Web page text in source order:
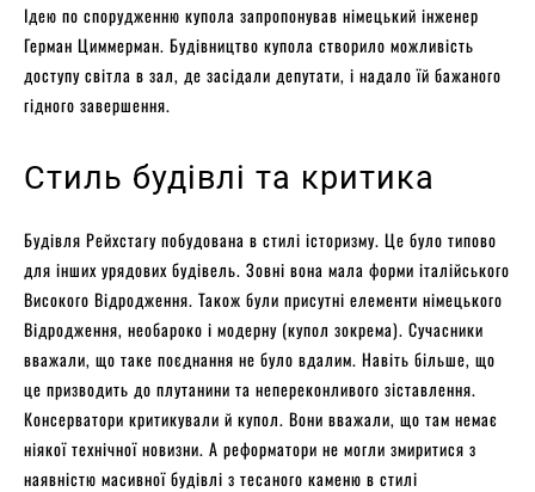
Ідею по спорудженню купола запропонував німецький інженер
Герман Циммерман. Будівництво купола створило можливість
доступу світла в зал, де засідали депутати, і надало їй бажаного
гідного завершення.
Стиль будівлі та критика
Будівля Рейхстагу побудована в стилі історизму. Це було типово
для інших урядових будівель. Зовні вона мала форми італійського
Високого Відродження. Також були присутні елементи німецького
Відродження, необароко і модерну (купол зокрема). Сучасники
вважали, що таке поєднання не було вдалим. Навіть більше, що
це призводить до плутанини та непереконливого зіставлення.
Консерватори критикували й купол. Вони вважали, що там немає
ніякої технічної новизни. А реформатори не могли змиритися з
наявністю масивної будівлі з тесаного каменю в стилі